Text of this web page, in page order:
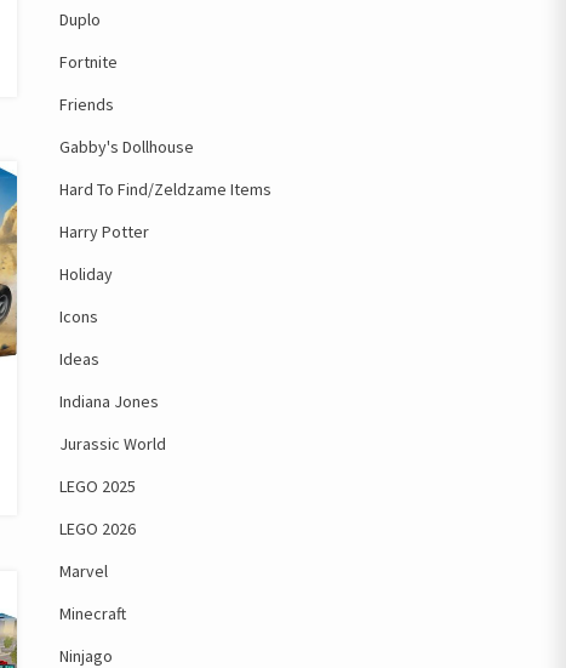
Duplo
Fortnite
Friends
Gabby's Dollhouse
Hard To Find/Zeldzame Items
Harry Potter
Holiday
Icons
Ideas
Indiana Jones
Jurassic World
LEGO 2025
LEGO 2026
Marvel
Minecraft
Ninjago